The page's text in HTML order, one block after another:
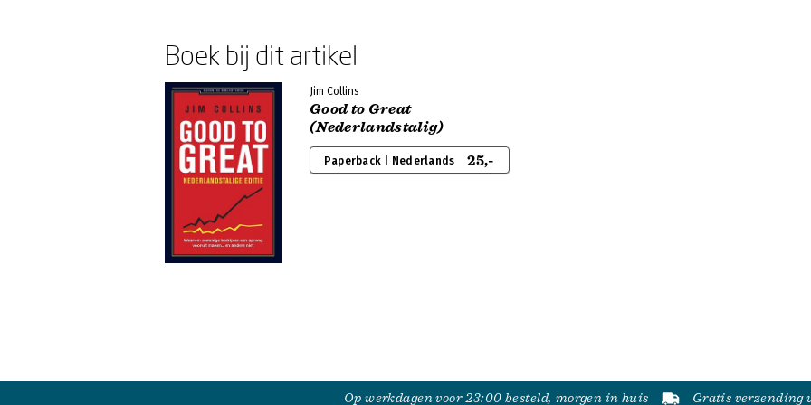
Boek bij dit artikel
Jim Collins
Good to Great
(Nederlandstalig)
Paperback | Nederlands 25,-
Op werkdagen voor 23:00 besteld, morgen in huis Gratis verzending